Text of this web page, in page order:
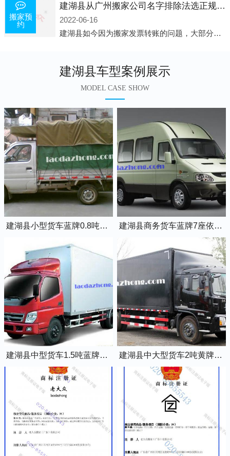
建湖县从广州搬家公司名字排除法选正规公司
2022-06-16
建湖县如今因为搬家发票转账的问题，大部分搬家公司都已经注册了营业执照，早5年前基本上所谓的搬家公司都是无注册状态也就是无照营业，由于企业注册量大增所以各种企业信息展示平台如雨后春笋般遍地开花，如：天眼查，企
建湖县车型案例展示
MODEL CASE SHOW
建湖县小型货车蓝牌0.8吨小卡车 建湖县商务货车蓝牌7座依维柯全顺车
建湖县中型货车1.5吨蓝牌4米2厢式货车 建湖县中大型货车2吨黄牌5米2厢式货车
搬家预
约